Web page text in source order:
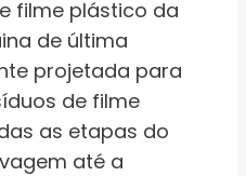
filme plástico da
de última
projetada para
de filme
as etapas do
até a